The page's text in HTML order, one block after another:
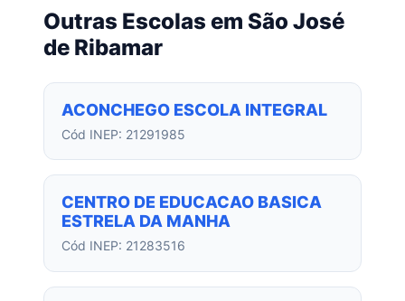
Outras Escolas em São José
de Ribamar
ACONCHEGO ESCOLA INTEGRAL
Cód INEP: 21291985
CENTRO DE EDUCACAO BASICA
ESTRELA DA MANHA
Cód INEP: 21283516